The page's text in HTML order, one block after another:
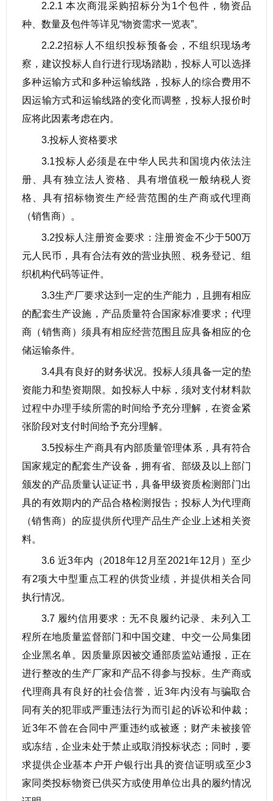
2.2.1 本次商混采购招标分为1个包件，物资品
种、数量及包件等详见“物资需求一览表”。
2.2.2招标人不组织投标预备会，不组织现场考
察，建议投标人自行进行现场踏勘，投标人可以选择
多种运输方式和多种运输线路，投标人的综合费用不
因运输方式和运输线路的变化而调整，投标人报价时
应将此因素考虑在内。
3.投标人资格要求
3.1投标人必须是在中华人民共和国境内依法注
册、具有独立法人资格、具有增值税一般纳税人资
格、具有招标物资生产经营范围的生产商或代理商
（销售商）。
3.2投标人注册资金要求：注册资金不少于500万
元人民币，具有合法有效的营业执照、税务登记、组
织机构代码等证件。
3.3生产厂要求达到一定的生产能力，且拥有相应
的配套生产设施，产品质量符合国家标准要求；代理
商（销售商）须具有相应经营范围且应具备相应的仓
储运输条件。
3.4具有良好的财务状况。投标人须具备一定的垫
资能力和垫资期限。如投标人中标，须对支付材料款
过程中办理手续所需的时间给予充分理解，在资金紧
张阶段对支付时间给予充分理解。
3.5投标生产商具有内部质量管理体系，具有符合
国家规定的配套生产设备，拥有省、部级及以上部门
颁发的产品质量认证证书，具备甲级资质检测部门出
具的有效期内的产品合格检测报告；投标人为代理商
（销售商）的应提供所代理产品生产企业上述相关资
料。
3.6 近3年内（2018年12月至2021年12月）至少
有2项大中型重点工程的供货业绩，并提供相关合同
执行情况。
3.7 履约信用要求：无不良履约记录、未列入工
程所在地质量监督部门和中国交建、中交一公局集团
企业黑名单。因质量原因被交通部质监站通报，正在
进行整改的生产厂家和产品不得参与投标。生产商或
代理商具有良好的社会信誉，近3年内没有与骗取合
同有关的犯罪或严重违法行为而引起的诉讼和仲裁；
近3年不曾在合同中严重违约或被逐；财产未被接管
或冻结，企业未处于禁止或取消投标状态；同时，要
求提供企业基本户开户银行出具的资信证明或至少3
家同类投标物资已供买方或使用单位出具的履约情况